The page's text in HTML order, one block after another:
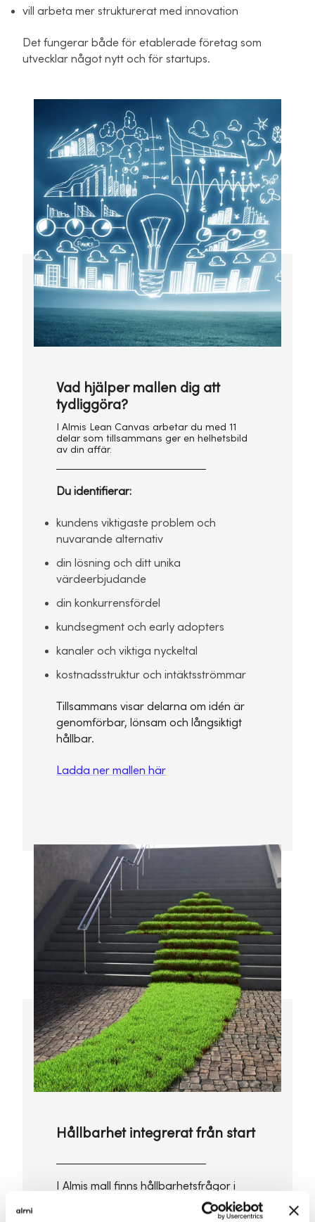
vill arbeta mer strukturerat med innovation
Det fungerar både för etablerade företag som
utvecklar något nytt och för startups.
Vad hjälper mallen dig att
tydliggöra?
I Almis Lean Canvas arbetar du med 11
delar som tillsammans ger en helhetsbild
av din affär.
Du identifierar:
kundens viktigaste problem och
nuvarande alternativ
din lösning och ditt unika
värdeerbjudande
din konkurrensfördel
kundsegment och early adopters
kanaler och viktiga nyckeltal
kostnadsstruktur och intäktsströmmar
Tillsammans visar delarna om idén är
genomförbar, lönsam och långsiktigt
hållbar.
Ladda ner mallen här
Hållbarhet integrerat från start
I Almis mall finns hållbarhetsfrågor i
varje block. Det innebär att du redan